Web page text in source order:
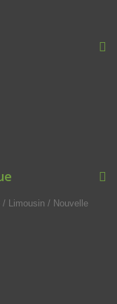
Limousin / Nouvelle